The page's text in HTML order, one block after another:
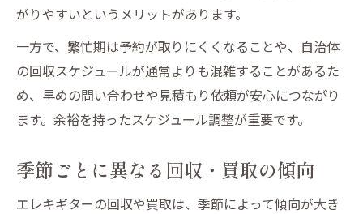
がりやすいというメリットがあります。
一方で、繁忙期は予約が取りにくくなることや、自治体
の回収スケジュールが通常よりも混雑することがあるた
め、早めの問い合わせや見積もり依頼が安心につながり
ます。余裕を持ったスケジュール調整が重要です。
季節ごとに異なる回収・買取の傾向
エレキギターの回収や買取は、季節によって傾向が大き